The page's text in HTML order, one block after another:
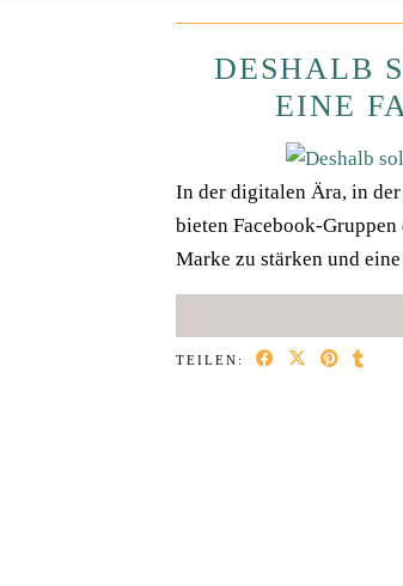
DESHALB
EINE
In der digitalen Ära, in
bieten Facebook-
Marke zu stärken und
TEILEN: